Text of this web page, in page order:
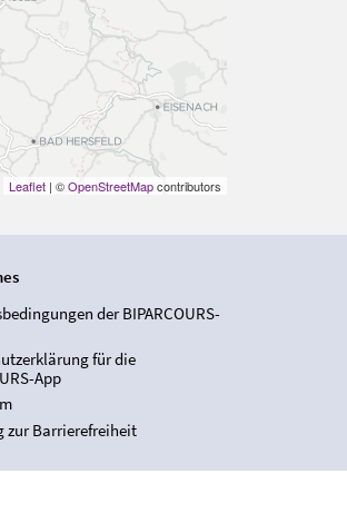
Leaflet| ©OpenStreetMapcontributors
der BIPARCOURS-
für die
App
zur Barrierefreiheit